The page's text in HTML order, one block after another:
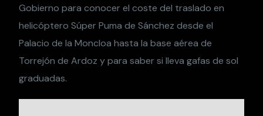
Gobierno para conocer el coste del traslado en
helicóptero Súper Puma de Sánchez desde el
Palacio de la Moncloa hasta la base aérea de
Torrejón de Ardoz y para saber si lleva gafas de sol
graduadas.